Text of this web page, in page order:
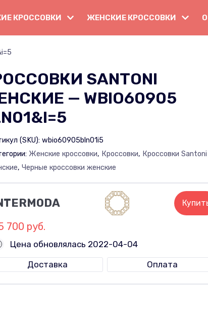
КРОССОВКИ ЖЕНСКИЕ КРОССОВКИ
SANTONI
— WBIO60905
(SKU):wbio60905bln01i5
Женские кроссовки, Кроссовки, Кроссовки Santoni
,Черные кроссовки женские
700 руб.
Цена обновлялась 2022-04-04
Доставка
Оплата